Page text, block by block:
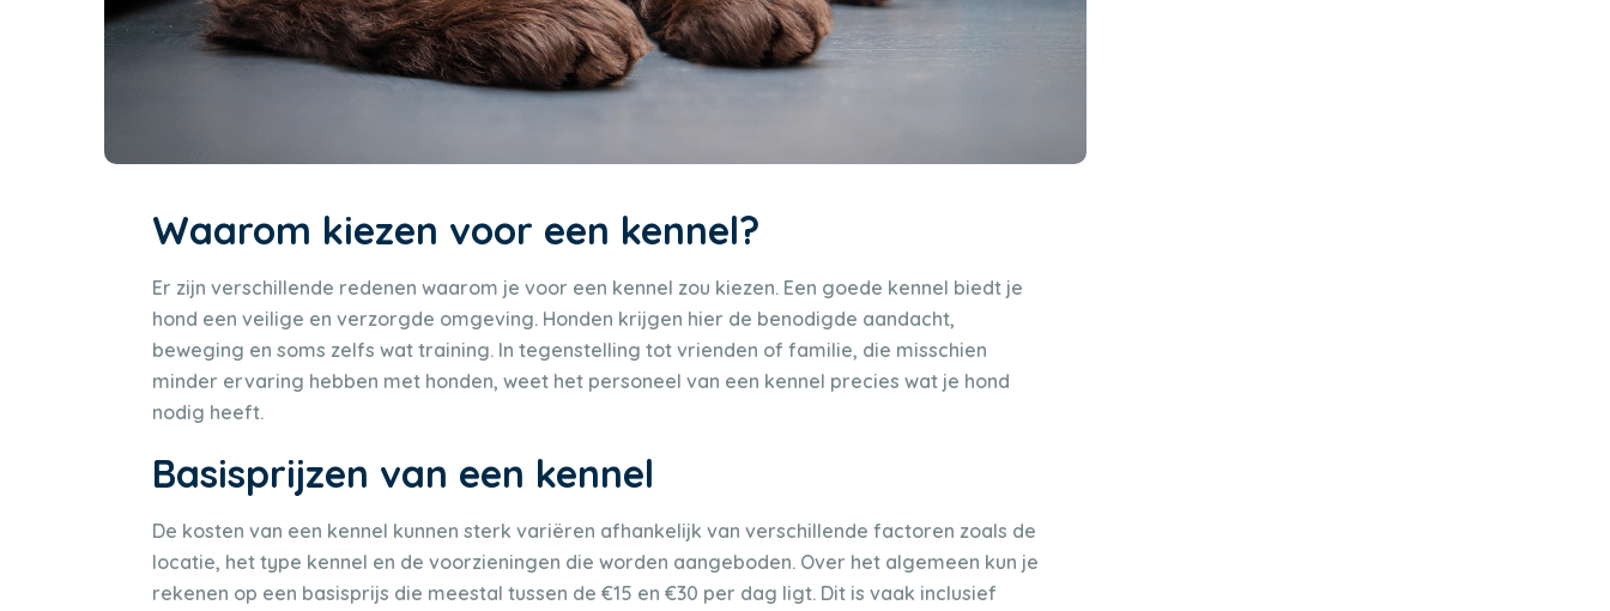
Waarom kiezen voor een kennel?
Er zijn verschillende redenen waarom je voor een kennel zou kiezen. Een goede kennel biedt je
hond een veilige en verzorgde omgeving. Honden krijgen hier de benodigde aandacht,
beweging en soms zelfs wat training. In tegenstelling tot vrienden of familie, die misschien
minder ervaring hebben met honden, weet het personeel van een kennel precies wat je hond
nodig heeft.
Basisprijzen van een kennel
De kosten van een kennel kunnen sterk variëren afhankelijk van verschillende factoren zoals de
locatie, het type kennel en de voorzieningen die worden aangeboden. Over het algemeen kun je
rekenen op een basisprijs die meestal tussen de €15 en €30 per dag ligt. Dit is vaak inclusief